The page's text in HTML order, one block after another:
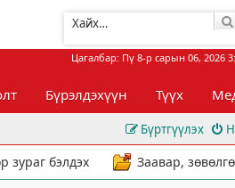
Цагалбар: Пү 8-р сарын 06, 2026
Бүрэлдэхүүн Түүх
Бүртгүүлэх
зураг бэлдэх Заавар,